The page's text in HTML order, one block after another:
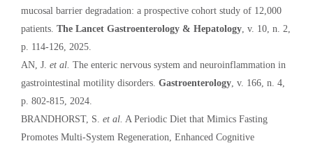
mucosal barrier degradation: a prospective cohort study of 12,000
patients. The Lancet Gastroenterology & Hepatology, v. 10, n. 2,
p. 114-126, 2025.
AN, J. et al. The enteric nervous system and neuroinflammation in
gastrointestinal motility disorders. Gastroenterology, v. 166, n. 4,
p. 802-815, 2024.
BRANDHORST, S. et al. A Periodic Diet that Mimics Fasting
Promotes Multi-System Regeneration, Enhanced Cognitive